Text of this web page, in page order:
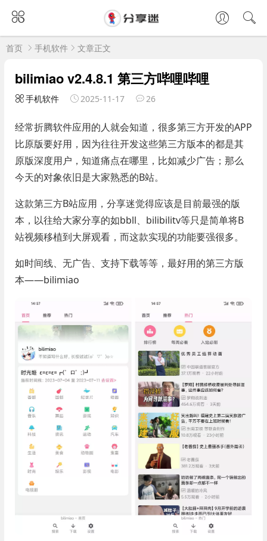
首页 手机软件 文章正文
bilimiao v2.4.8.1 第三方哔哩哔哩
手机软件 2025-11-17 26
经常折腾软件应用的人就会知道，很多第三方开发的APP
比原版要好用，因为往往开发这些第三方版本的都是其
原版深度用户，知道痛点在哪里，比如减少广告；那么
今天的对象依旧是大家熟悉的B站。
这款第三方B站应用，分享迷觉得应该是目前最强的版
本，以往给大家分享的如bbll、bilibilitv等只是简单将B
站视频移植到大屏观看，而这款实现的功能要强很多。
如时间线、无广告、支持下载等等，最好用的第三方版
本——bilimiao